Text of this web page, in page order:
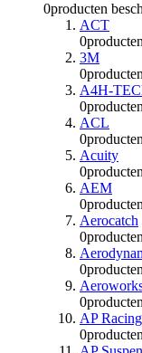
0producten
ACT
0
3M
0
A4H-
0
ACL
0
Acuity
0
AEM
0
Aerocatch
0
0
0
AP Racing
0